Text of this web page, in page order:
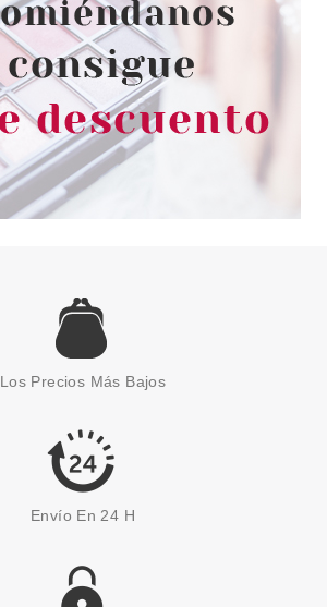
Los Precios Más Bajos
Envío En 24 H